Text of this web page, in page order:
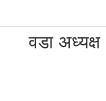
वडा अध्यक्ष